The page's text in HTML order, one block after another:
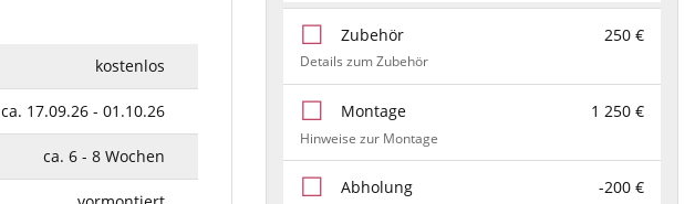
Zubehör 250 €
Details zum Zubehör
Montage 1 250 €
Hinweise zur Montage
Abholung -200 €
kostenlos
ca. 17.09.26 - 01.10.26
ca. 6 - 8 Wochen